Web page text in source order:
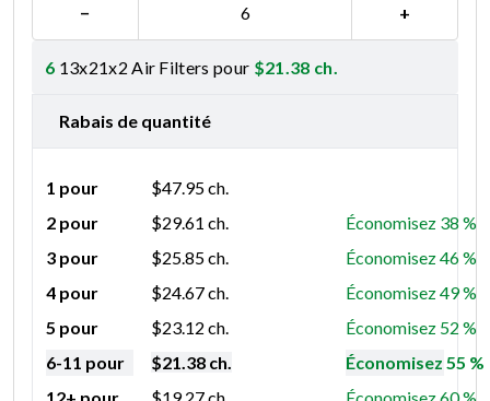
− +
6 13x21x2 Air Filters pour $21.38 ch.
Rabais de quantité
1 pour $47.95ch.
2 pour
$29.61 ch.
Économisez 38 %
3 pour
$25.85ch.
Économisez 46 %
4 pour
$24.67ch.
Économisez 49 %
5 pour
$23.12 ch.
Économisez 52 %
6-11 pour
$21.38 ch.
Économisez 55 %